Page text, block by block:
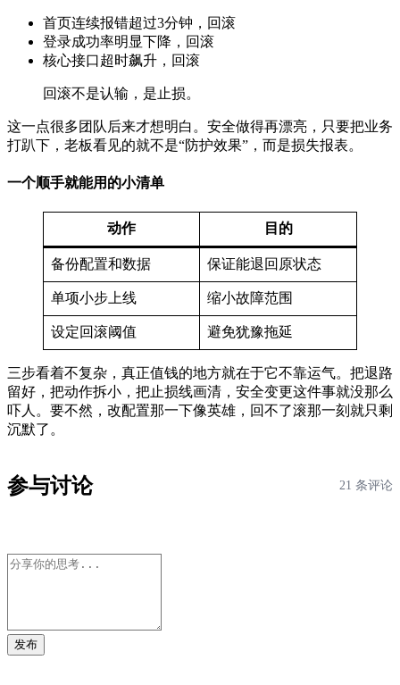
首页连续报错超过3分钟，回滚
登录成功率明显下降，回滚
核心接口超时飙升，回滚
回滚不是认输，是止损。
这一点很多团队后来才想明白。安全做得再漂亮，只要把业务
打趴下，老板看见的就不是“防护效果”，而是损失报表。
一个顺手就能用的小清单
动作 目的
备份配置和数据 保证能退回原状态
单项小步上线 缩小故障范围
设定回滚阈值 避免犹豫拖延
三步看着不复杂，真正值钱的地方就在于它不靠运气。把退路
留好，把动作拆小，把止损线画清，安全变更这件事就没那么
吓人。要不然，改配置那一下像英雄，回不了滚那一刻就只剩
沉默了。
参与讨论 21 条评论
发布